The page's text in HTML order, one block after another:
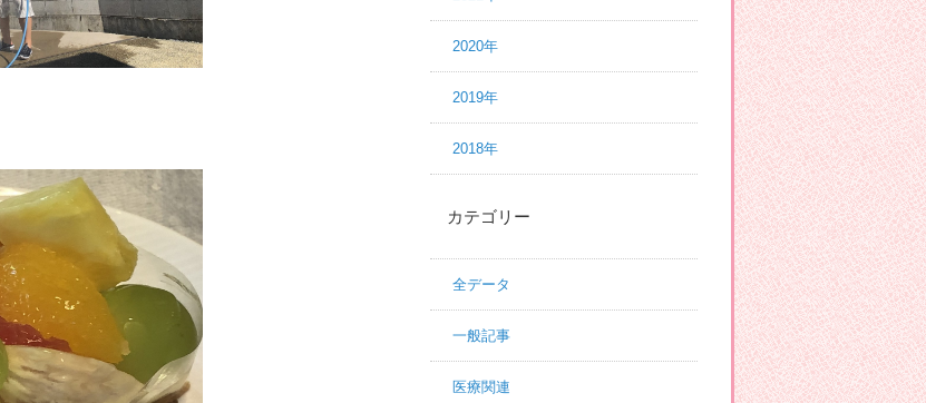
2020年
2019年
2018年
カテゴリー
全データ
一般記事
医療関連